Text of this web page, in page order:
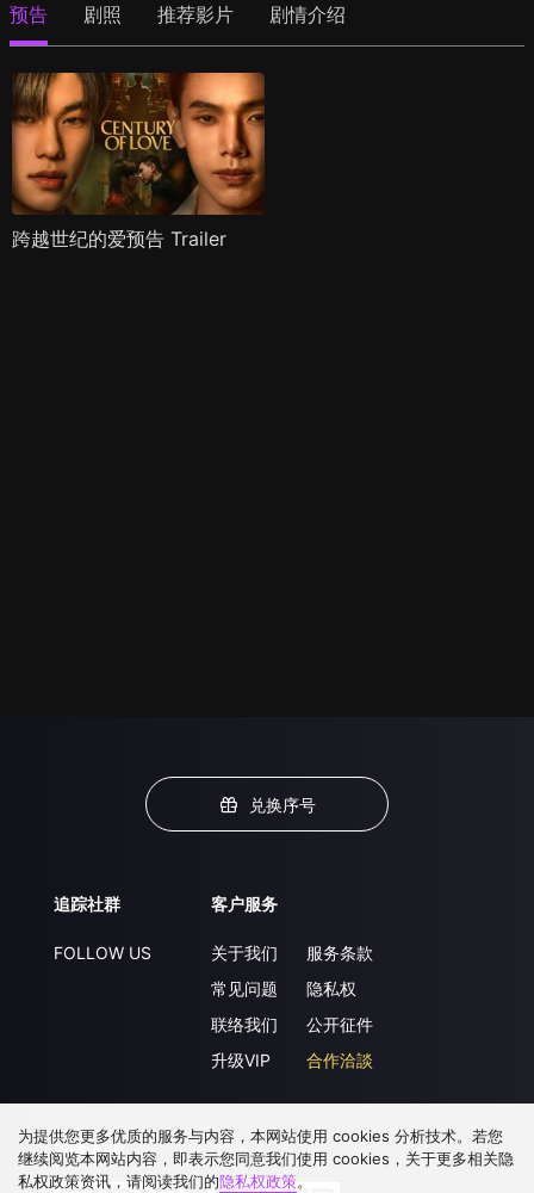
预告 剧照 推荐影片 剧情介绍
跨越世纪的爱预告 Trailer
兑换序号
追踪社群
FOLLOW US
客户服务
关于我们
常见问题
联络我们
升级VIP
服务条款
隐私权
公开征件
合作洽談
下载 APP
为提供您更多优质的服务与内容，本网站使用 cookies 分析技术。若您
继续阅览本网站内容，即表示您同意我们使用 cookies，关于更多相关隐
私权政策资讯，请阅读我们的隐私权政策。